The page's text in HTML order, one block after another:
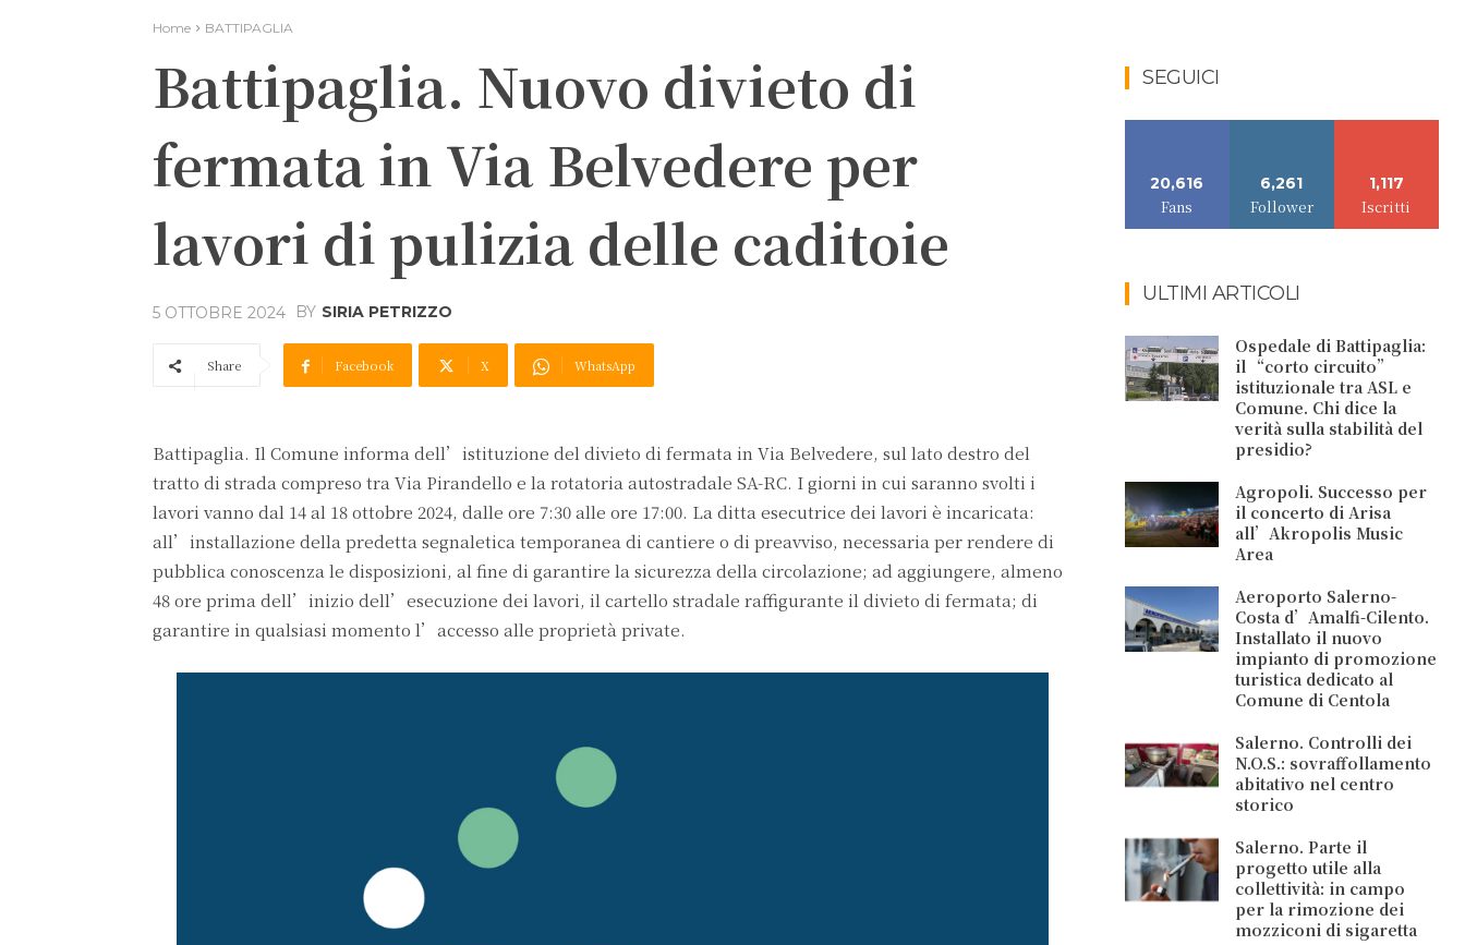
Home BATTIPAGLIA
Battipaglia. Nuovo divieto di
fermata in Via Belvedere per
lavori di pulizia delle caditoie
5 OTTOBRE 2024 BY SIRIA PETRIZZO
Share Facebook X WhatsApp
Battipaglia. Il Comune informa dell’istituzione del divieto di fermata in Via Belvedere, sul lato destro del
tratto di strada compreso tra Via Pirandello e la rotatoria autostradale SA-RC. I giorni in cui saranno svolti i
lavori vanno dal 14 al 18 ottobre 2024, dalle ore 7:30 alle ore 17:00. La ditta esecutrice dei lavori è incaricata:
all’installazione della predetta segnaletica temporanea di cantiere o di preavviso, necessaria per rendere di
pubblica conoscenza le disposizioni, al fine di garantire la sicurezza della circolazione; ad aggiungere, almeno
48 ore prima dell’inizio dell’esecuzione dei lavori, il cartello stradale raffigurante il divieto di fermata; di
garantire in qualsiasi momento l’accesso alle proprietà private.
SEGUICI
20,616
Fans
6,261
Follower
1,117
Iscritti
ULTIMI ARTICOLI
Ospedale di Battipaglia:
il “corto circuito”
istituzionale tra ASL e
Comune. Chi dice la
verità sulla stabilità del
presidio?
Agropoli. Successo per
il concerto di Arisa
all’Akropolis Music
Area
Aeroporto Salerno-
Costa d’Amalfi-Cilento.
Installato il nuovo
impianto di promozione
turistica dedicato al
Comune di Centola
Salerno. Controlli dei
N.O.S.: sovraffollamento
abitativo nel centro
storico
Salerno. Parte il
progetto utile alla
collettività: in campo
per la rimozione dei
mozziconi di sigaretta